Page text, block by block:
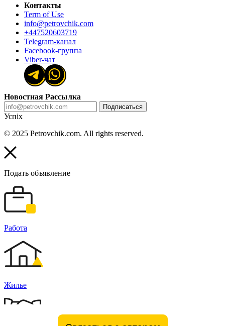
Контакты
Term of Use
info@petrovchik.com
+447520603719
Telegram-канал
Facebook-группа
Viber-чат
Новостная Рассылка
Подписаться
Успіх
© 2025 Petrovchik.com. All rights reserved.
Подать объявление
Работа
Жилье